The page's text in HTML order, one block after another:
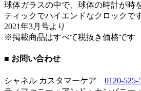
球体ガラスの中で、球体の時計が時
ティックでハイエンドなクロックです
2021年3月号より
※掲載商品はすべて税抜き価格です
■ お問い合わせ
シャネル カスタマーケア 0120-525-